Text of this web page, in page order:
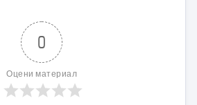
0
Оцени материал